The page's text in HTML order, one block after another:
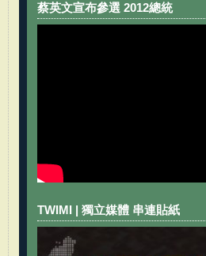
蔡英文宣布參選 2012總統
TWIMI | 獨立媒體 串連貼紙